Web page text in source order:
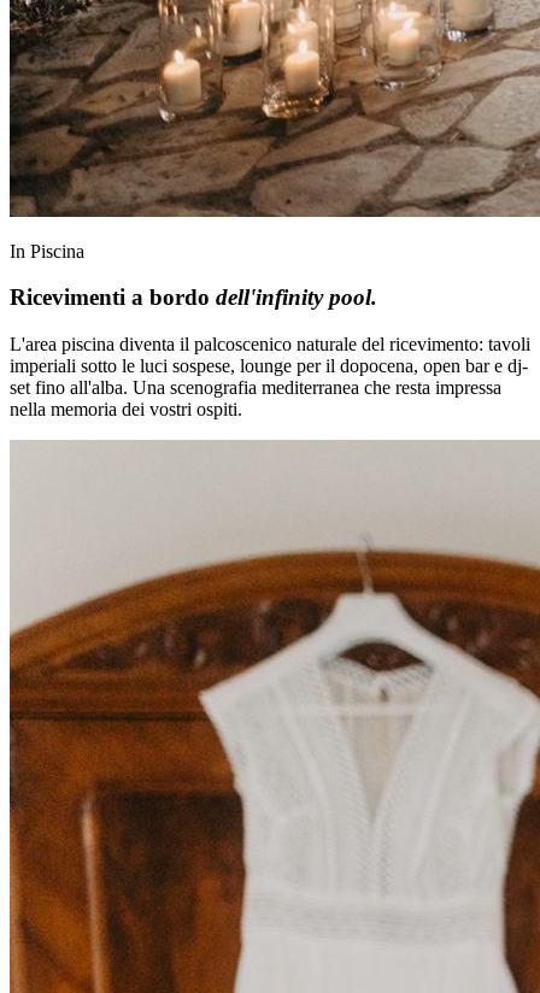
In Piscina
Ricevimenti a bordo dell'infinity pool.
L'area piscina diventa il palcoscenico naturale del ricevimento: tavoli
imperiali sotto le luci sospese, lounge per il dopocena, open bar e dj-
set fino all'alba. Una scenografia mediterranea che resta impressa
nella memoria dei vostri ospiti.